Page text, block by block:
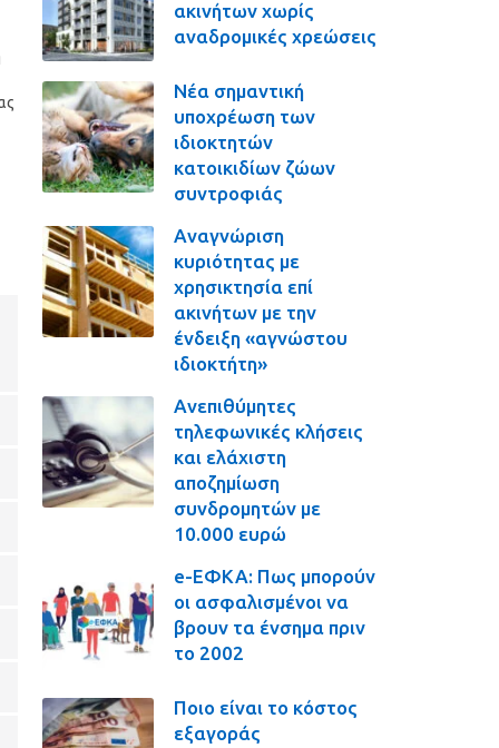
ακινήτων χωρίς
αναδρομικές χρεώσεις
Νέα σημαντική
υποχρέωση των
ιδιοκτητών
κατοικιδίων ζώων
συντροφιάς
Αναγνώριση
κυριότητας με
χρησικτησία επί
ακινήτων με την
ένδειξη «αγνώστου
ιδιοκτήτη»
Ανεπιθύμητες
τηλεφωνικές κλήσεις
και ελάχιστη
αποζημίωση
συνδρομητών με
10.000 ευρώ
e-ΕΦΚΑ: Πως μπορούν
οι ασφαλισμένοι να
βρουν τα ένσημα πριν
το 2002
Ποιο είναι το κόστος
εξαγοράς